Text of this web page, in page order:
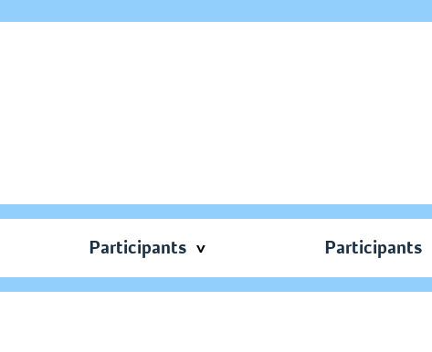
Participants Participants